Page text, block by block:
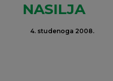
NASILJA
4. studenoga 2008.